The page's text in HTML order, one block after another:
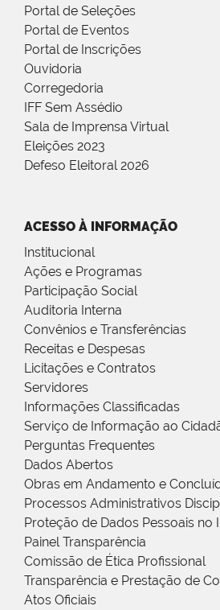
Portal de Seleções
Portal de Eventos
Portal de Inscrições
Ouvidoria
Corregedoria
IFF Sem Assédio
Sala de Imprensa Virtual
Eleições 2023
Defeso Eleitoral 2026
ACESSO À INFORMAÇÃO
Institucional
Ações e Programas
Participação Social
Auditoria Interna
Convênios e Transferências
Receitas e Despesas
Licitações e Contratos
Servidores
Informações Classificadas
Serviço de Informação ao
Perguntas Frequentes
Dados Abertos
Obras em Andamento e
Processos Administrativos
Proteção de Dados Pessoais no
Painel Transparência
Comissão de Ética Profissional
Transparência e Prestação de
Atos Oficiais